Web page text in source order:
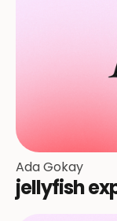
Ada Gokay
jellyfish